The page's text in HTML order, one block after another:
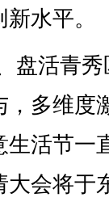
水平。
盘活青
多维度
活节一
会将于